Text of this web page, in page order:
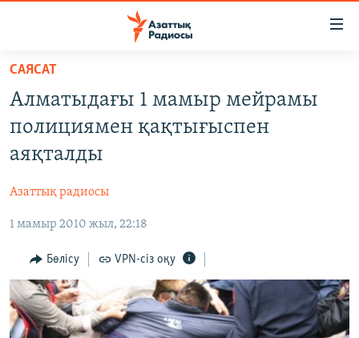
Skip
main
content
to
main
Navigation
Skip
Search
АДАМ ҚҰҚЫҚТАРЫ
ӘЛЕУМЕТ
ӘЛЕМ
АРНАЙЫ ЖОБАЛАР
Русский
САЯСАТ
Алматыдағы 1 мамыр мейрамы
полициямен қақтығыспен
аяқталды
Азаттық радиосы
1 мамыр 2010 жыл, 22:18
Бөлісу VPN-сіз оқу